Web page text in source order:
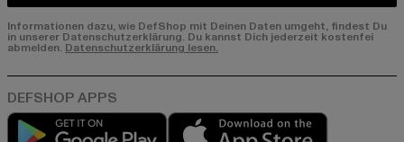
Informationen dazu, wie DefShop mit Deinen Daten umgeht, findest Du
in unserer Datenschutzerklärung. Du kannst Dich jederzeit kostenfei
abmelden. Datenschutzerklärung lesen.
Play market